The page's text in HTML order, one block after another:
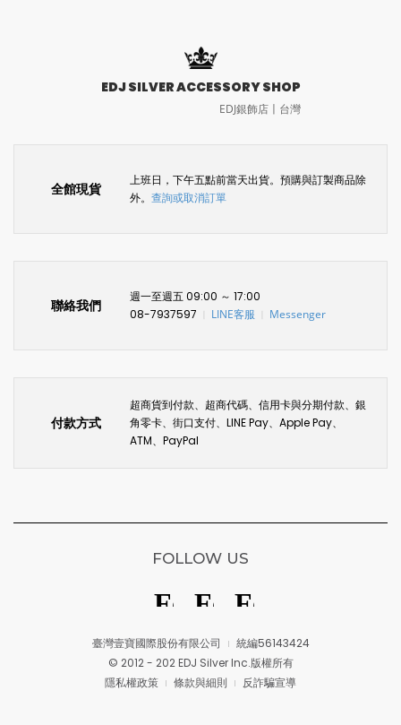
EDJ SILVER ACCESSORY SHOP
EDJ銀飾店〡台灣
全館現貨
上班日，下午五點前當天出貨。預購與訂製商品除
外。 查詢或取消訂單
聯絡我們
週一至週五 09:00 ～ 17:00
08-7937597
LINE客服 Messenger
付款方式
超商貨到付款、超商代碼、信用卡與分期付款、銀
角零卡、街口支付、LINE Pay、Apple Pay、
ATM、PayPal
臺灣壹寶國際股份有限公司
統編56143424
© 2012 - 202 EDJ Silver Inc.版權所有
隱私權政策
條款與細則 反詐騙宣導
FOLLOW US